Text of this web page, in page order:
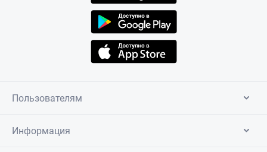
Пользователям
Информация